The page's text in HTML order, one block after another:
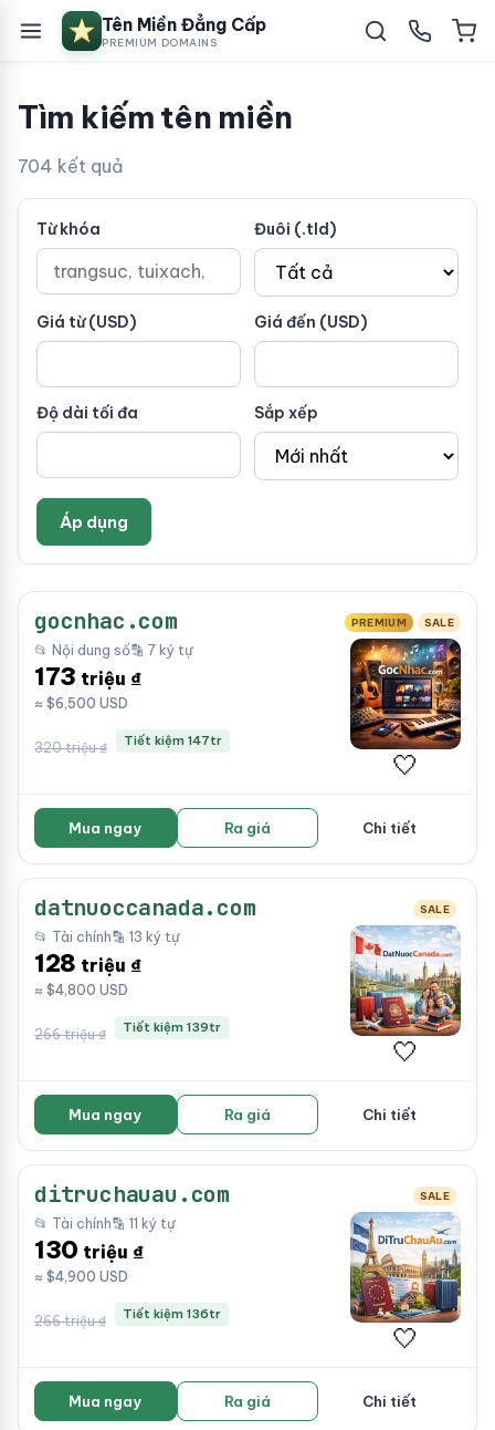
Tên Miền Đẳng Cấp
PREMIUM DOMAINS
Tìm kiếm tên miền
704 kết quả
Từ khóa Đuôi (.tld)
Giá từ (USD) Giá đến (USD)
Độ dài tối đa Sắp xếp
Áp dụng
gocnhac.com PREMIUM SALE
📂 Nội dung số🔡 7 ký tự
173 triệu ₫
≈ $6,500 USD
320 triệu ₫ Tiết kiệm 147tr
🤍
Mua ngay Ra giá Chi tiết
datnuoccanada.com SALE
📂 Tài chính🔡 13 ký tự
128 triệu ₫
≈ $4,800 USD
266 triệu ₫ Tiết kiệm 139tr
🤍
Mua ngay Ra giá Chi tiết
ditruchauau.com SALE
📂 Tài chính🔡 11 ký tự
130 triệu ₫
≈ $4,900 USD
266 triệu ₫ Tiết kiệm 136tr
🤍
Mua ngay Ra giá Chi tiết